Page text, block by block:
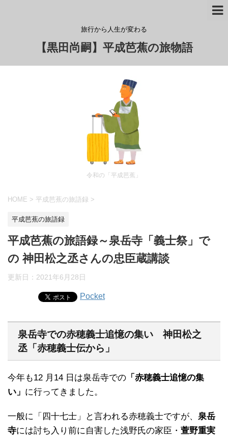
旅行から人生が変わる
【黒田尚嗣】平成芭蕉の旅物語
令和の「平成芭蕉」
HOME > 平成芭蕉の旅語録 >
平成芭蕉の旅語録
平成芭蕉の旅語録～泉岳寺「義士祭」で
の 神田松之丞さんの忠臣蔵講談
更新日： 2021年6月28日
Pocket
泉岳寺での赤穂義士追憶の集い 神田松之
丞「赤穂義士伝から」
今年も12 月14 日は泉岳寺での 「赤穂義士追憶の集
い」 に行ってきました。
一般に「四十七士」と言われる赤穂義士ですが、 泉岳
寺には討ち入り前に自害した浅野氏の家臣・ 萱野重実